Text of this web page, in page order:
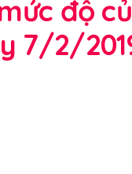
độ
7/2/